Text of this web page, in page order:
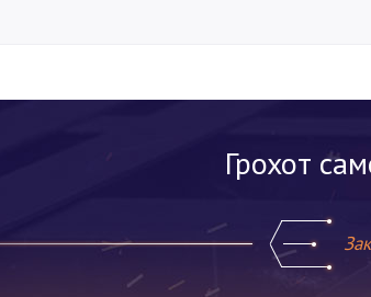
Грохот